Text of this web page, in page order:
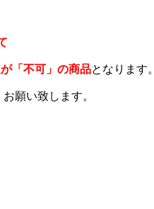
「不可」の商品となります。
願い致します。